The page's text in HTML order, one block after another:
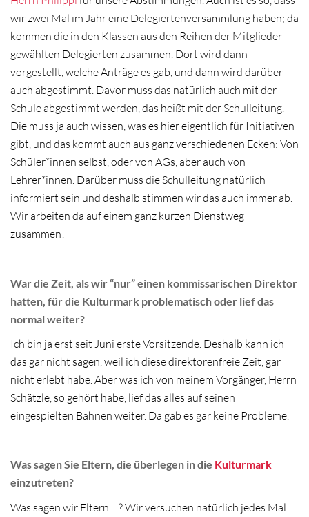
wir zwei Mal im Jahr eine Delegiertenversammlung haben; da
kommen die in den Klassen aus den Reihen der Mitglieder
gewählten Delegierten zusammen. Dort wird dann
vorgestellt, welche Anträge es gab, und dann wird darüber
auch abgestimmt. Davor muss das natürlich auch mit der
Schule abgestimmt werden, das heißt mit der Schulleitung.
Die muss ja auch wissen, was es hier eigentlich für Initiativen
gibt, und das kommt auch aus ganz verschiedenen Ecken: Von
Schüler*innen selbst, oder von AGs, aber auch von
Lehrer*innen. Darüber muss die Schulleitung natürlich
informiert sein und deshalb stimmen wir das auch immer ab.
Wir arbeiten da auf einem ganz kurzen Dienstweg
zusammen!
War die Zeit, als wir “nur” einen kommissarischen Direktor
hatten, für die Kulturmark problematisch oder lief das
normal weiter?
Ich bin ja erst seit Juni erste Vorsitzende. Deshalb kann ich
das gar nicht sagen, weil ich diese direktorenfreie Zeit, gar
nicht erlebt habe. Aber was ich von meinem Vorgänger, Herrn
Schätzle, so gehört habe, lief das alles auf seinen
eingespielten Bahnen weiter. Da gab es gar keine Probleme.
Was sagen Sie Eltern, die überlegen in die Kulturmark
einzutreten?
Was sagen wir Eltern …? Wir versuchen natürlich jedes Mal